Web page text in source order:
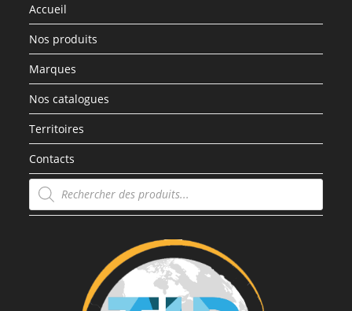
Accueil
Nos produits
Marques
Nos catalogues
Territoires
Contacts
Recherche
de
produits